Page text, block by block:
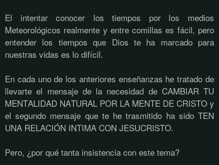
El intentar conocer los tiempos por los medios
Meteorológicos realmente y entre comillas es fácil, pero
entender los tiempos que Dios te ha marcado para
nuestras vidas es lo difícil.
En cada uno de los anteriores enseñanzas he tratado de
llevarte el mensaje de la necesidad de CAMBIAR TU
MENTALIDAD NATURAL POR LA MENTE DE CRISTO y
el segundo mensaje que te he trasmitido ha sido TEN
UNA RELACIÓN INTIMA CON JESUCRISTO.
Pero, ¿por qué tanta insistencia con este tema?